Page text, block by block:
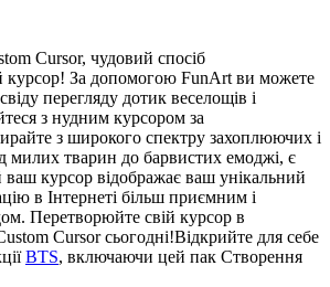
Cursor, чудовий спосіб
курсор! За допомогою FunArt ви можете
перегляду дотик веселощів і
з нудним курсором за
з широкого спектру захоплюючих і
милих тварин до барвистих емоджі, є
курсор відображає ваш унікальний
в Інтернеті більш приємним і
Перетворюйте свій курсор в
Cursor сьогодні!Відкрийте для себе
BTS, включаючи цей пак Створення